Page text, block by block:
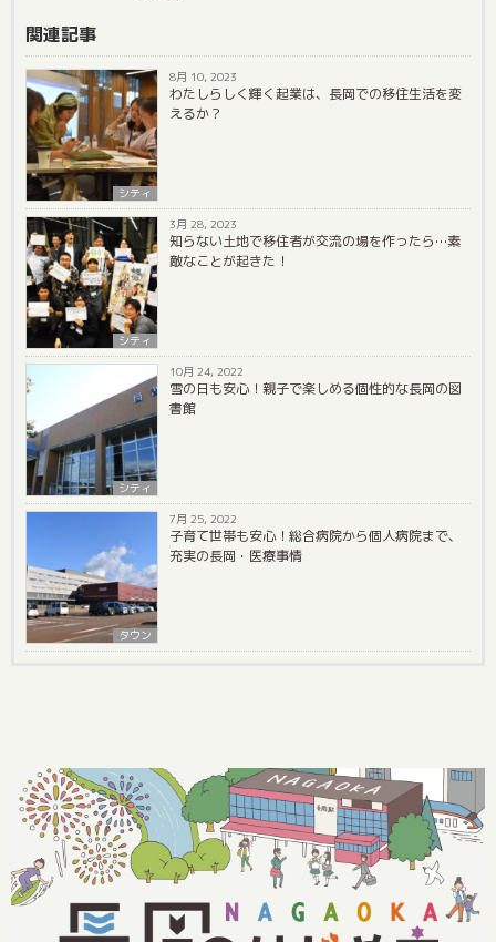
関連記事
シティ
8月 10, 2023
わたしらしく輝く起業は、長岡での移住生活を変
えるか？
シティ
3月 28, 2023
知らない土地で移住者が交流の場を作ったら…素
敵なことが起きた！
シティ
10月 24, 2022
雪の日も安心！親子で楽しめる個性的な長岡の図
書館
タウン
7月 25, 2022
子育て世帯も安心！総合病院から個人病院まで、
充実の長岡・医療事情